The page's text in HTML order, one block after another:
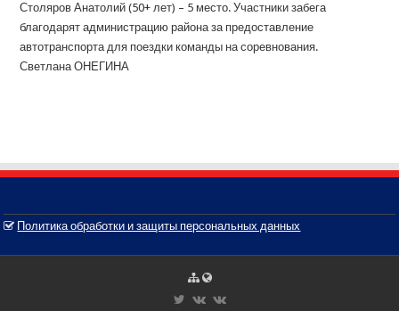
Столяров Анатолий (50+ лет) – 5 место. Участники забега
благодарят администрацию района за предоставление
автотранспорта для поездки команды на соревнования.
Светлана ОНЕГИНА
Политика обработки и защиты персональных данных